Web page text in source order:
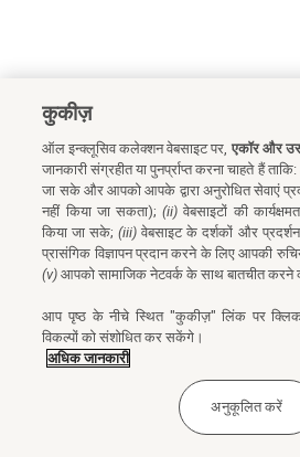
कुकीज़
ऑल इन्क्लूसिव कलेक्शन वेबसाइट पर, एकॉर और
जानकारी संग्रहीत या पुनर्प्राप्त करना चाहते हैं ताकि:
जा सके और आपको आपके द्वारा अनुरोधित सेवाएं
नहीं किया जा सकता);(ii) वेबसाइटों की
किया जा सके;(iii) वेबसाइट के दर्शकों और
प्रासंगिक विज्ञापन प्रदान करने के लिए आपकी
(v) आपको सामाजिक नेटवर्क के साथ बातचीत करने
आप पृष्ठ के नीचे स्थित "कुकीज़" लिंक पर
विकल्पों को संशोधित कर सकेंगे।
अधिक जानकारी
अनुकूलित करें